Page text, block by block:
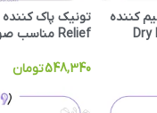
کننده
Relief مناسب صورت و اطراف چشم
548,340تومان